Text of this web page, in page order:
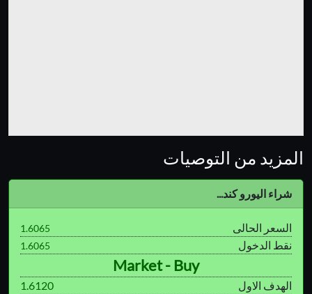
المزيد من التوصيات
شراء اليورو كند...
السعر الحالى 1.6065
نقط الدخول 1.6065
Market - Buy
الهدف الاول
1.6120